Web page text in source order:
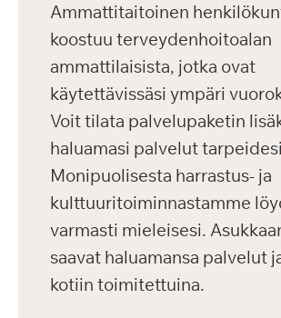
Ammattitaitoinen
koostuu terveydenhoitoalan
ammattilaisista, jotka ovat
käytettävissäsi ympäri
Voit tilata palvelupaketin
haluamasi palvelut
Monipuolisesta harrastus- ja
kulttuuritoiminnastamme
varmasti mieleisesi.
saavat haluamansa palvelut
kotiin toimitettuina.